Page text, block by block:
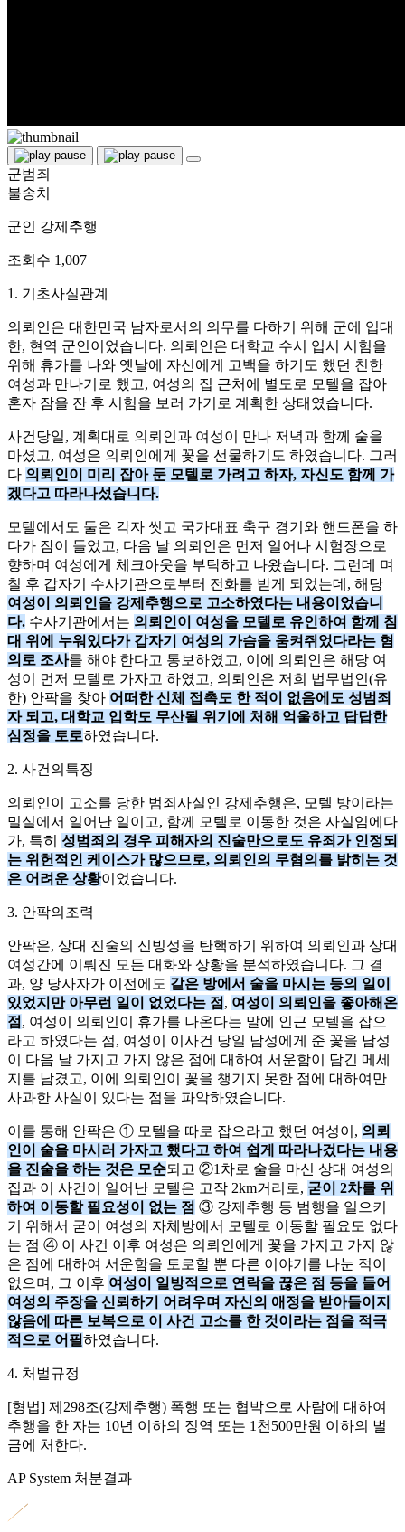
군범죄
불송치
군인 강제추행
조회수 1,007
1. 기초사실관계
의뢰인은 대한민국 남자로서의 의무를 다하기 위해 군에 입대
한, 현역 군인이었습니다. 의뢰인은 대학교 수시 입시 시험을
위해 휴가를 나와 옛날에 자신에게 고백을 하기도 했던 친한
여성과 만나기로 했고, 여성의 집 근처에 별도로 모텔을 잡아
혼자 잠을 잔 후 시험을 보러 가기로 계획한 상태였습니다.
사건당일, 계획대로 의뢰인과 여성이 만나 저녁과 함께 술을
마셨고, 여성은 의뢰인에게 꽃을 선물하기도 하였습니다. 그러
다 의뢰인이 미리 잡아 둔 모텔로 가려고 하자, 자신도 함께 가
겠다고 따라나섰습니다.
모텔에서도 둘은 각자 씻고 국가대표 축구 경기와 핸드폰을 하
다가 잠이 들었고, 다음 날 의뢰인은 먼저 일어나 시험장으로
향하며 여성에게 체크아웃을 부탁하고 나왔습니다. 그런데 며
칠 후 갑자기 수사기관으로부터 전화를 받게 되었는데, 해당
여성이 의뢰인을 강제추행으로 고소하였다는 내용이었습니
다. 수사기관에서는 의뢰인이 여성을 모텔로 유인하여 함께 침
대 위에 누워있다가 갑자기 여성의 가슴을 움켜쥐었다라는 혐
의로 조사를 해야 한다고 통보하였고, 이에 의뢰인은 해당 여
성이 먼저 모텔로 가자고 하였고, 의뢰인은 저희 법무법인(유
한) 안팍을 찾아 어떠한 신체 접촉도 한 적이 없음에도 성범죄
자 되고, 대학교 입학도 무산될 위기에 처해 억울하고 답답한
심정을 토로하였습니다.
2. 사건의특징
의뢰인이 고소를 당한 범죄사실인 강제추행은, 모텔 방이라는
밀실에서 일어난 일이고, 함께 모텔로 이동한 것은 사실임에다
가, 특히 성범죄의 경우 피해자의 진술만으로도 유죄가 인정되
는 위헌적인 케이스가 많으므로, 의뢰인의 무혐의를 밝히는 것
은 어려운 상황이었습니다.
3. 안팍의조력
안팍은, 상대 진술의 신빙성을 탄핵하기 위하여 의뢰인과 상대
여성간에 이뤄진 모든 대화와 상황을 분석하였습니다. 그 결
과, 양 당사자가 이전에도 같은 방에서 술을 마시는 등의 일이
있었지만 아무런 일이 없었다는 점 , 여성이 의뢰인을 좋아해온
점 , 여성이 의뢰인이 휴가를 나온다는 말에 인근 모텔을 잡으
라고 하였다는 점, 여성이 이사건 당일 남성에게 준 꽃을 남성
이 다음 날 가지고 가지 않은 점에 대하여 서운함이 담긴 메세
지를 남겼고, 이에 의뢰인이 꽃을 챙기지 못한 점에 대하여만
사과한 사실이 있다는 점을 파악하였습니다.
이를 통해 안팍은 ① 모텔을 따로 잡으라고 했던 여성이, 의뢰
인이 술을 마시러 가자고 했다고 하여 쉽게 따라나겄다는 내용
을 진술을 하는 것은 모순되고 ②1차로 술을 마신 상대 여성의
집과 이 사건이 일어난 모텔은 고작 2km거리로, 굳이 2차를 위
하여 이동할 필요성이 없는 점 ③ 강제추행 등 범행을 일으키
기 위해서 굳이 여성의 자체방에서 모텔로 이동할 필요도 없다
는 점 ④ 이 사건 이후 여성은 의뢰인에게 꽃을 가지고 가지 않
은 점에 대하여 서운함을 토로할 뿐 다른 이야기를 나눈 적이
없으며, 그 이후 여성이 일방적으로 연락을 끊은 점 등을 들어
여성의 주장을 신뢰하기 어려우며 자신의 애정을 받아들이지
않음에 따른 보복으로 이 사건 고소를 한 것이라는 점을 적극
적으로 어필하였습니다.
4. 처벌규정
[형법] 제298조(강제추행) 폭행 또는 협박으로 사람에 대하여
추행을 한 자는 10년 이하의 징역 또는 1천500만원 이하의 벌
금에 처한다.
AP System 처분결과